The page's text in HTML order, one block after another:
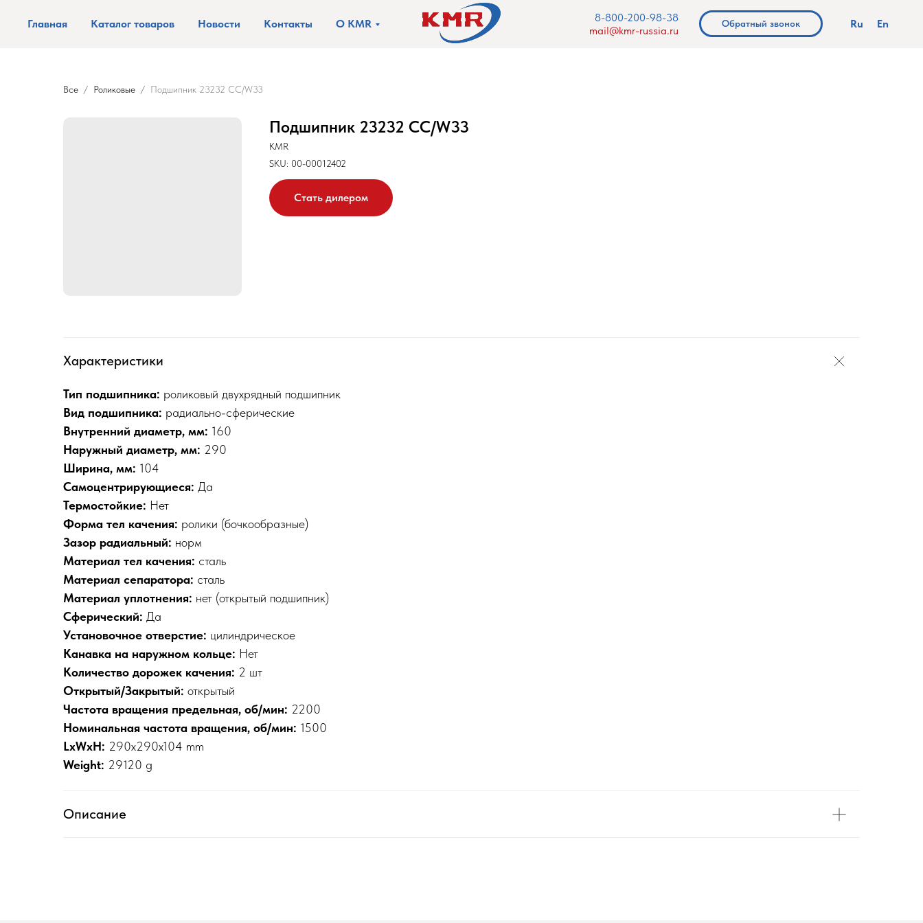
Главная Каталог товаров Новости Контакты О KMR
8-800-200-98-38
mail@kmr-russia.ru
Обратный звонок Ru En
Все Роликовые Подшипник 23232 CC/W33
Подшипник 23232 CC/W33
KMR
SKU: 00-00012402
Стать дилером
Характеристики
Тип подшипника: роликовый двухрядный подшипник
Вид подшипника: радиально-сферические
Внутренний диаметр, мм: 160
Наружный диаметр, мм: 290
Ширина, мм: 104
Самоцентрирующиеся: Да
Термостойкие: Нет
Форма тел качения: ролики (бочкообразные)
Зазор радиальный: норм
Материал тел качения: сталь
Материал сепаратора: сталь
Материал уплотнения: нет (открытый подшипник)
Сферический: Да
Установочное отверстие: цилиндрическое
Канавка на наружном кольце: Нет
Количество дорожек качения: 2 шт
Открытый/Закрытый: открытый
Частота вращения предельная, об/мин: 2200
Номинальная частота вращения, об/мин: 1500
LxWxH: 290x290x104 mm
Weight: 29120 g
Описание